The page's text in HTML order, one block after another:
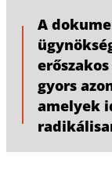
A
gyors
amelyek